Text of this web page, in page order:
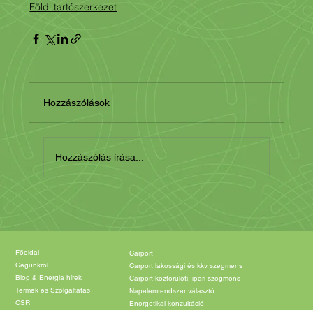
Földi tartószerkezet
Hozzászólások
Hozzászólás írása...
Főoldal
Cégünkről
Blog & Energia hírek
Termék és Szolgáltatás
CSR
Carport
Carport lakossági és kkv szegmens
Carport közterületi, ipari szegmens
Napelemrendszer választó
Energetikai konzultáció